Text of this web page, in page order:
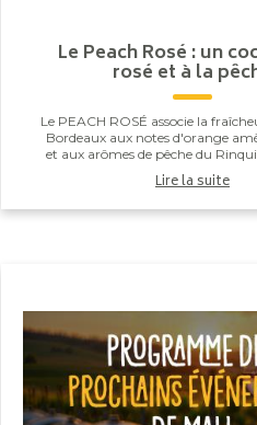
Le Peach Rosé : un
rosé et à la
Le PEACH ROSÉ associe la
Bordeaux aux notes d'orange
et aux arômes de pêche du
légèreté et v...
Lire la suite